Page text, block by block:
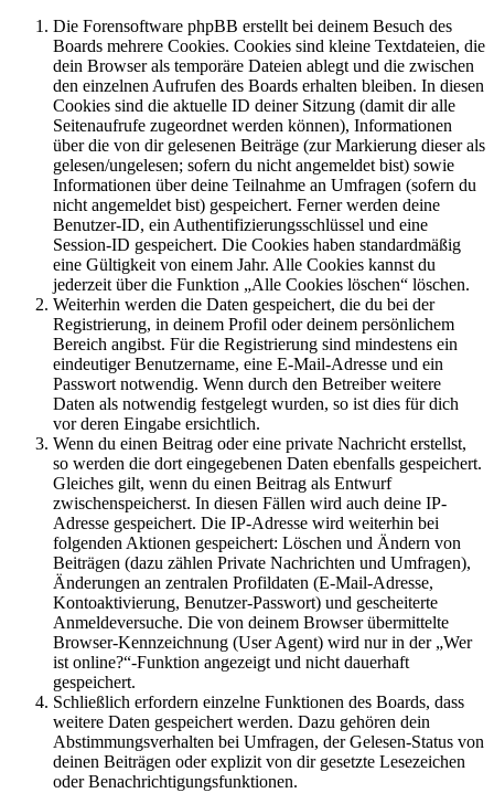
Die Forensoftware phpBB erstellt bei deinem Besuch des
Boards mehrere Cookies. Cookies sind kleine Textdateien, die
dein Browser als temporäre Dateien ablegt und die zwischen
den einzelnen Aufrufen des Boards erhalten bleiben. In diesen
Cookies sind die aktuelle ID deiner Sitzung (damit dir alle
Seitenaufrufe zugeordnet werden können), Informationen
über die von dir gelesenen Beiträge (zur Markierung dieser als
gelesen/ungelesen; sofern du nicht angemeldet bist) sowie
Informationen über deine Teilnahme an Umfragen (sofern du
nicht angemeldet bist) gespeichert. Ferner werden deine
Benutzer-ID, ein Authentifizierungsschlüssel und eine
Session-ID gespeichert. Die Cookies haben standardmäßig
eine Gültigkeit von einem Jahr. Alle Cookies kannst du
jederzeit über die Funktion „Alle Cookies löschen“ löschen.
Weiterhin werden die Daten gespeichert, die du bei der
Registrierung, in deinem Profil oder deinem persönlichem
Bereich angibst. Für die Registrierung sind mindestens ein
eindeutiger Benutzername, eine E-Mail-Adresse und ein
Passwort notwendig. Wenn durch den Betreiber weitere
Daten als notwendig festgelegt wurden, so ist dies für dich
vor deren Eingabe ersichtlich.
Wenn du einen Beitrag oder eine private Nachricht erstellst,
so werden die dort eingegebenen Daten ebenfalls gespeichert.
Gleiches gilt, wenn du einen Beitrag als Entwurf
zwischenspeicherst. In diesen Fällen wird auch deine IP-
Adresse gespeichert. Die IP-Adresse wird weiterhin bei
folgenden Aktionen gespeichert: Löschen und Ändern von
Beiträgen (dazu zählen Private Nachrichten und Umfragen),
Änderungen an zentralen Profildaten (E-Mail-Adresse,
Kontoaktivierung, Benutzer-Passwort) und gescheiterte
Anmeldeversuche. Die von deinem Browser übermittelte
Browser-Kennzeichnung (User Agent) wird nur in der „Wer
ist online?“-Funktion angezeigt und nicht dauerhaft
gespeichert.
Schließlich erfordern einzelne Funktionen des Boards, dass
weitere Daten gespeichert werden. Dazu gehören dein
Abstimmungsverhalten bei Umfragen, der Gelesen-Status von
deinen Beiträgen oder explizit von dir gesetzte Lesezeichen
oder Benachrichtigungsfunktionen.